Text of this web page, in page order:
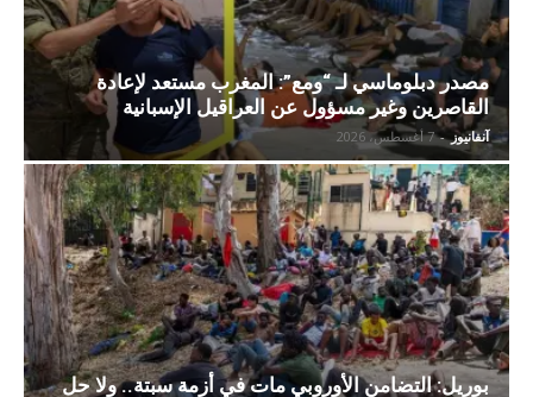
مصدر دبلوماسي لـ “ومع”: المغرب مستعد لإعادة
القاصرين وغير مسؤول عن العراقيل الإسبانية
آنفانيوز - 7 أغسطس، 2026
بوريل: التضامن الأوروبي مات في أزمة سبتة.. ولا حل